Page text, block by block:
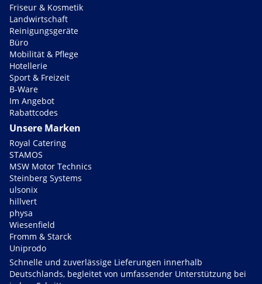
Friseur & Kosmetik
Landwirtschaft
Reinigungsgeräte
Büro
Mobilität & Pflege
Hotellerie
Sport & Freizeit
B-Ware
Im Angebot
Rabattcodes
Unsere Marken
Royal Catering
STAMOS
MSW Motor Technics
Steinberg Systems
ulsonix
hillvert
physa
Wiesenfield
Fromm & Starck
Uniprodo
Schnelle und zuverlässige Lieferungen innerhalb
Deutschlands, begleitet von umfassender Unterstützung bei